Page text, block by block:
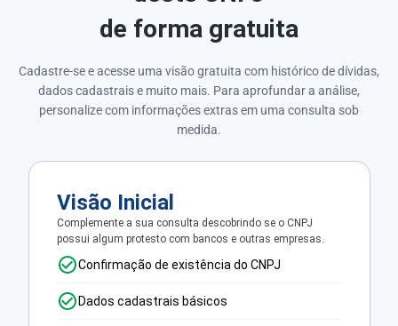
de forma gratuita
Cadastre-se e acesse uma visão gratuita com histórico de dívidas,
dados cadastrais e muito mais. Para aprofundar a análise,
personalize com informações extras em uma consulta sob
medida.
Visão Inicial
Complemente a sua consulta descobrindo se o CNPJ
possui algum protesto com bancos e outras empresas.
Confirmação de existência do CNPJ
Dados cadastrais básicos